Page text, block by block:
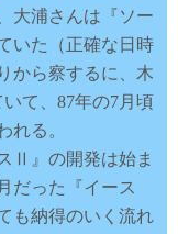
大浦さんは『ソー
いた（正確な日時
から察するに、木
て、87年の7月頃
れる。
Ⅱ』の開発は始ま
だった『イース
も納得のいく流れ